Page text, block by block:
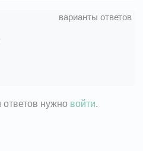
ответов нужно войти.